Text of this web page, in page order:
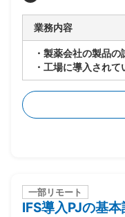
業務内容
・製薬会社の製品
・工場に導入され
の適切な利用及び
た支援
・工場の試験担当
確認/文書化
・信頼性保証部門
一部リモート
IFS導入PJの基